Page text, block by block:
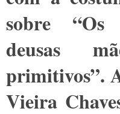
sobre “Os
deusas
primitivos”.
Vieira